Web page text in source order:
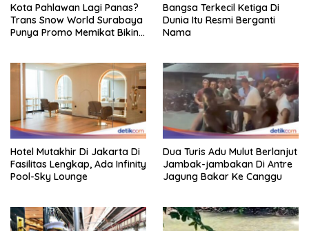
Kota Pahlawan Lagi Panas?
Trans Snow World Surabaya
Punya Promo Memikat Bikin
Bangsa Terkecil Ketiga Di
Dunia Itu Resmi Berganti
Nama
Hotel Mutakhir Di Jakarta Di
Fasilitas Lengkap, Ada Infinity
Pool-Sky Lounge
Dua Turis Adu Mulut Berlanjut
Jambak-jambakan Di Antre
Jagung Bakar Ke Canggu